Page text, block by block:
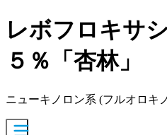
レボフロキサ
５％「杏林」
ニューキノロン系 (フルオロキ